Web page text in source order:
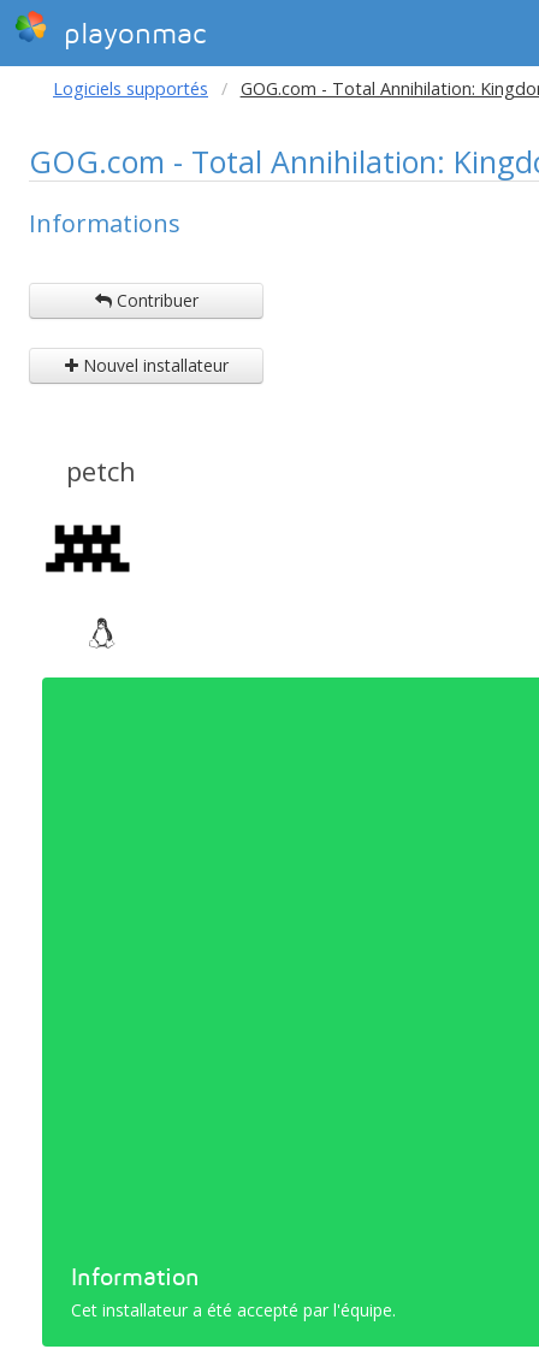
playonmac
Logiciels supportés GOG.com - Total Annihilation:
GOG.com - Total Annihilation:
Informations
Contribuer
Nouvel installateur
petch
Information
Cet installateur a été accepté par l'équipe.